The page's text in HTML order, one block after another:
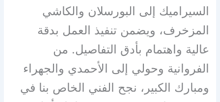
السيراميك إلى البورسلان والكاشي
المزخرف، ويضمن تنفيذ العمل بدقة
عالية واهتمام بأدق التفاصيل. من
الفروانية وحولي إلى الأحمدي والجهراء
ومبارك الكبير، نجح الفني الخاص بنا في